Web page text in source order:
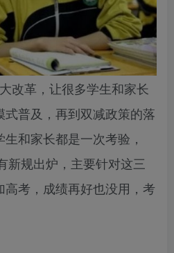
革，让很多学生和家长
普及，再到双减政策的落
和家长都是一次考验，
新规出炉，主要针对这三
考，成绩再好也没用，考